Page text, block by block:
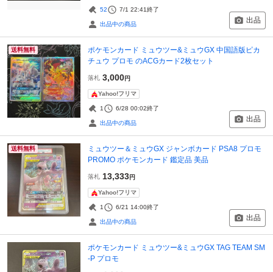
52 7/1 22:41終了
出品中の商品 出品
送料無料
ポケモンカード ミュウツー&ミュウGX 中国語版ピカ
チュウ プロモ のACGカード2枚セット
落札 3,000円
Yahoo!フリマ
1 6/28 00:02終了
出品中の商品 出品
送料無料
ミュウツー＆ミュウGX ジャンボカード PSA8 プロモ
PROMO ポケモンカード 鑑定品 美品
落札 13,333円
Yahoo!フリマ
1 6/21 14:00終了
出品中の商品 出品
ポケモンカード ミュウツー&ミュウGX TAG TEAM SM
-P プロモ